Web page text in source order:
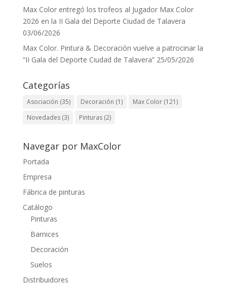
Max Color entregó los trofeos al Jugador Max Color
2026 en la II Gala del Deporte Ciudad de Talavera
03/06/2026
Max Color. Pintura & Decoración vuelve a patrocinar la
“II Gala del Deporte Ciudad de Talavera” 25/05/2026
Categorías
Asociación (35) Decoración (1) Max Color(121)
Novedades(3) Pinturas(2)
Navegar por MaxColor
Portada
Empresa
Fábrica de pinturas
Catálogo
Pinturas
Barnices
Decoración
Suelos
Distribuidores